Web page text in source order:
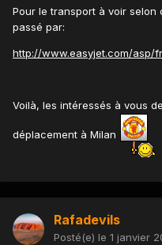
Pour le transport à voir
passé par:
http://www.easyjet.com/asp/
Voilà, les intéressés à vous
déplacement à Milan
Rafadevils
Posté(e) le 1 janvier